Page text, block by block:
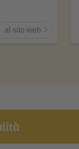
al sito web